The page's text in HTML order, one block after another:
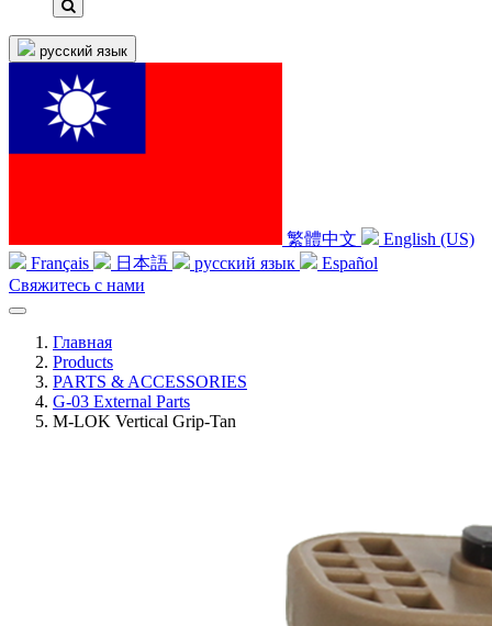
русский язык
繁體中文
English (US)
Français
日本語 русский язык
Español
Свяжитесь с нами
Главная
Products
PARTS & ACCESSORIES
G-03 External Parts
M-LOK Vertical Grip-Tan